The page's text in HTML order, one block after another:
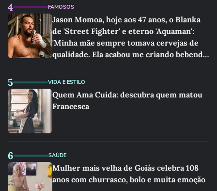
4 FAMOSOS
Jason Momoa, hoje aos 47 anos, o Blanka
de 'Street Fighter' e eterno 'Aquaman':
'Minha mãe sempre tomava cervejas de
qualidade. Ela acabou me criando bebendo
5 VIDA E ESTILO
Quem Ama Cuida: descubra quem matou
Francesca
6 SAÚDE
Mulher mais velha de Goiás celebra 108
anos com churrasco, bolo e muita emoção